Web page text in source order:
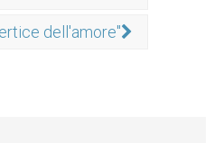
dell'amore"